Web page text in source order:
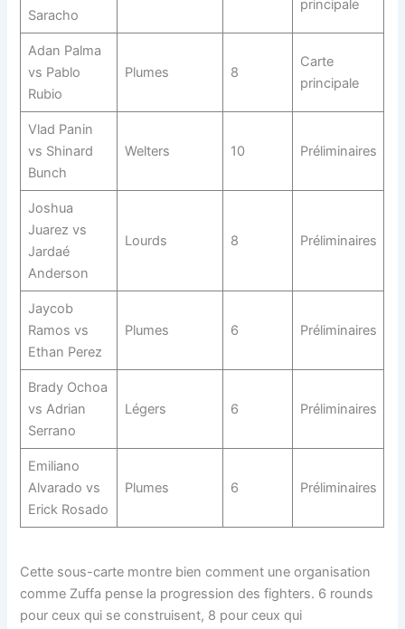
Saracho
principale
Adan Palma
vs Pablo
Rubio
Plumes 8
Carte
principale
Vlad Panin
vs Shinard
Bunch
Welters 10 Préliminaires
Joshua
Juarez vs
Jardaé
Anderson
Lourds 8 Préliminaires
Jaycob
Ramos vs
Ethan Perez
Plumes 6 Préliminaires
Brady Ochoa
vs Adrian
Serrano
Légers 6 Préliminaires
Emiliano
Alvarado vs
Erick Rosado
Plumes 6 Préliminaires
Cette sous-carte montre bien comment une organisation
comme Zuffa pense la progression des fighters. 6 rounds
pour ceux qui se construisent, 8 pour ceux qui